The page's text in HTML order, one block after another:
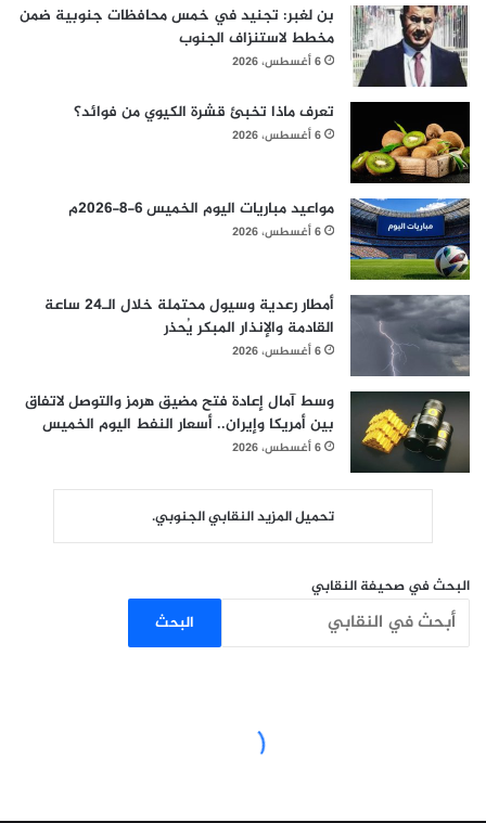
بن لغبر: تجنيد في خمس محافظات جنوبية ضمن
مخطط لاستنزاف الجنوب
6 أغسطس، 2026
تعرف ماذا تخبئ قشرة الكيوي من فوائد؟
6 أغسطس، 2026
مواعيد مباريات اليوم الخميس 6-8-2026م
6 أغسطس، 2026
أمطار رعدية وسيول محتملة خلال الـ24 ساعة
القادمة والإنذار المبكر يُحذر
6 أغسطس، 2026
وسط آمال إعادة فتح مضيق هرمز والتوصل لاتفاق
بين أمريكا وإيران.. أسعار النفط اليوم الخميس
6 أغسطس، 2026
تحميل المزيد النقابي الجنوبي.
البحث في صحيفة النقابي
البحث